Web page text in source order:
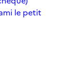
le petit